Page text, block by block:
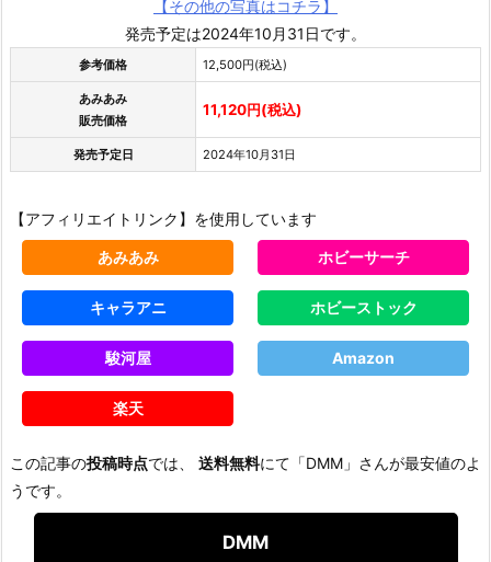
【その他の写真はコチラ】
発売予定は2024年10月31日です。
参考価格 12,500円(税込)
あみあみ
販売価格
11,120円(税込)
発売予定日 2024年10月31日
【アフィリエイトリンク】を使用しています
あみあみ ホビーサーチ
キャラアニ ホビーストック
駿河屋 Amazon
楽天
この記事の投稿時点では、 送料無料にて「DMM」さんが最安値のよ
うです。
DMM